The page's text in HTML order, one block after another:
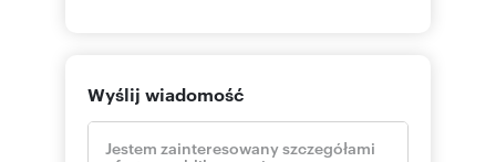
Wyślij wiadomość